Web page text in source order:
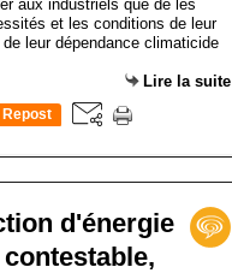
aux industriels que de les
et les conditions de leur
leur dépendance climaticide
Lire la suite
Repost
d'énergie